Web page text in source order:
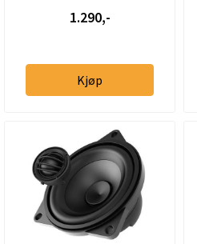
1.290,-
Kjøp